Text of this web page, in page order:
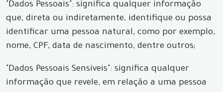
"Dados Pessoais": significa qualquer informação
que, direta ou indiretamente, identifique ou possa
identificar uma pessoa natural, como por exemplo,
nome, CPF, data de nascimento, dentre outros;
"Dados Pessoais Sensíveis": significa qualquer
informação que revele, em relação a uma pessoa